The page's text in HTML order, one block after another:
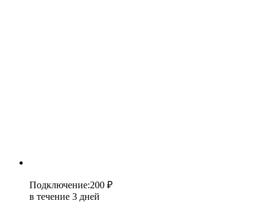
Подключение:200 ₽
в течение 3 дней